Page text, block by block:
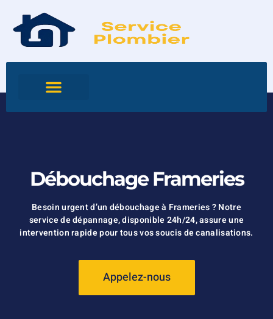
Débouchage Frameries
Besoin urgent d’un débouchage à Frameries ? Notre
service de dépannage, disponible 24h/24, assure une
intervention rapide pour tous vos soucis de canalisations.
Appelez-nous